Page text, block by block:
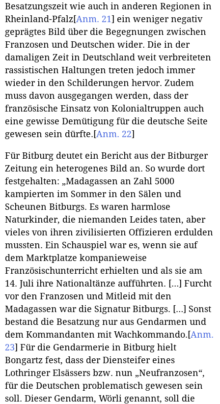
Besatzungszeit wie auch in anderen Regionen in
Rheinland-Pfalz[Anm. 21] ein weniger negativ
geprägtes Bild über die Begegnungen zwischen
Franzosen und Deutschen wider. Die in der
damaligen Zeit in Deutschland weit verbreiteten
rassistischen Haltungen treten jedoch immer
wieder in den Schilderungen hervor. Zudem
muss davon ausgegangen werden, dass der
französische Einsatz von Kolonialtruppen auch
eine gewisse Demütigung für die deutsche Seite
gewesen sein dürfte. [Anm. 22]
Für Bitburg deutet ein Bericht aus der Bitburger
Zeitung ein heterogenes Bild an. So wurde dort
festgehalten: „Madagassen an Zahl 5000
kampierten im Sommer in den Sälen und
Scheunen Bitburgs. Es waren harmlose
Naturkinder, die niemanden Leides taten, aber
vieles von ihren zivilisierten Offizieren erdulden
mussten. Ein Schauspiel war es, wenn sie auf
dem Marktplatze kompanieweise
Französischunterricht erhielten und als sie am
14. Juli ihre Nationaltänze aufführten. […] Furcht
vor den Franzosen und Mitleid mit den
Madagassen war die Signatur Bitburgs. […] Sonst
bestand die Besatzung nur aus Gendarmen und
dem Kommandanten mit Wachkommando. [Anm.
23] Für die Gendarmerie in Bitburg hielt
Bongartz fest, dass der Diensteifer eines
Lothringer Elsässers bzw. nun „Neufranzosen“,
für die Deutschen problematisch gewesen sein
soll. Dieser Gendarm, Wörli genannt, soll die